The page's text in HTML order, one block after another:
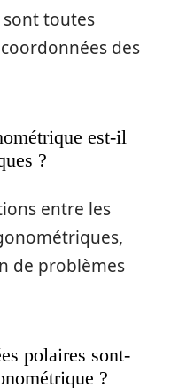
toutes
des
est-il
?
entre les
de problèmes
polaires sont-
?